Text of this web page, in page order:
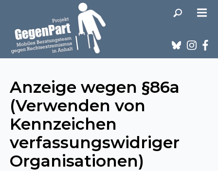
Anzeige wegen §86a
(Verwenden von
Kennzeichen
verfassungswidriger
Organisationen)